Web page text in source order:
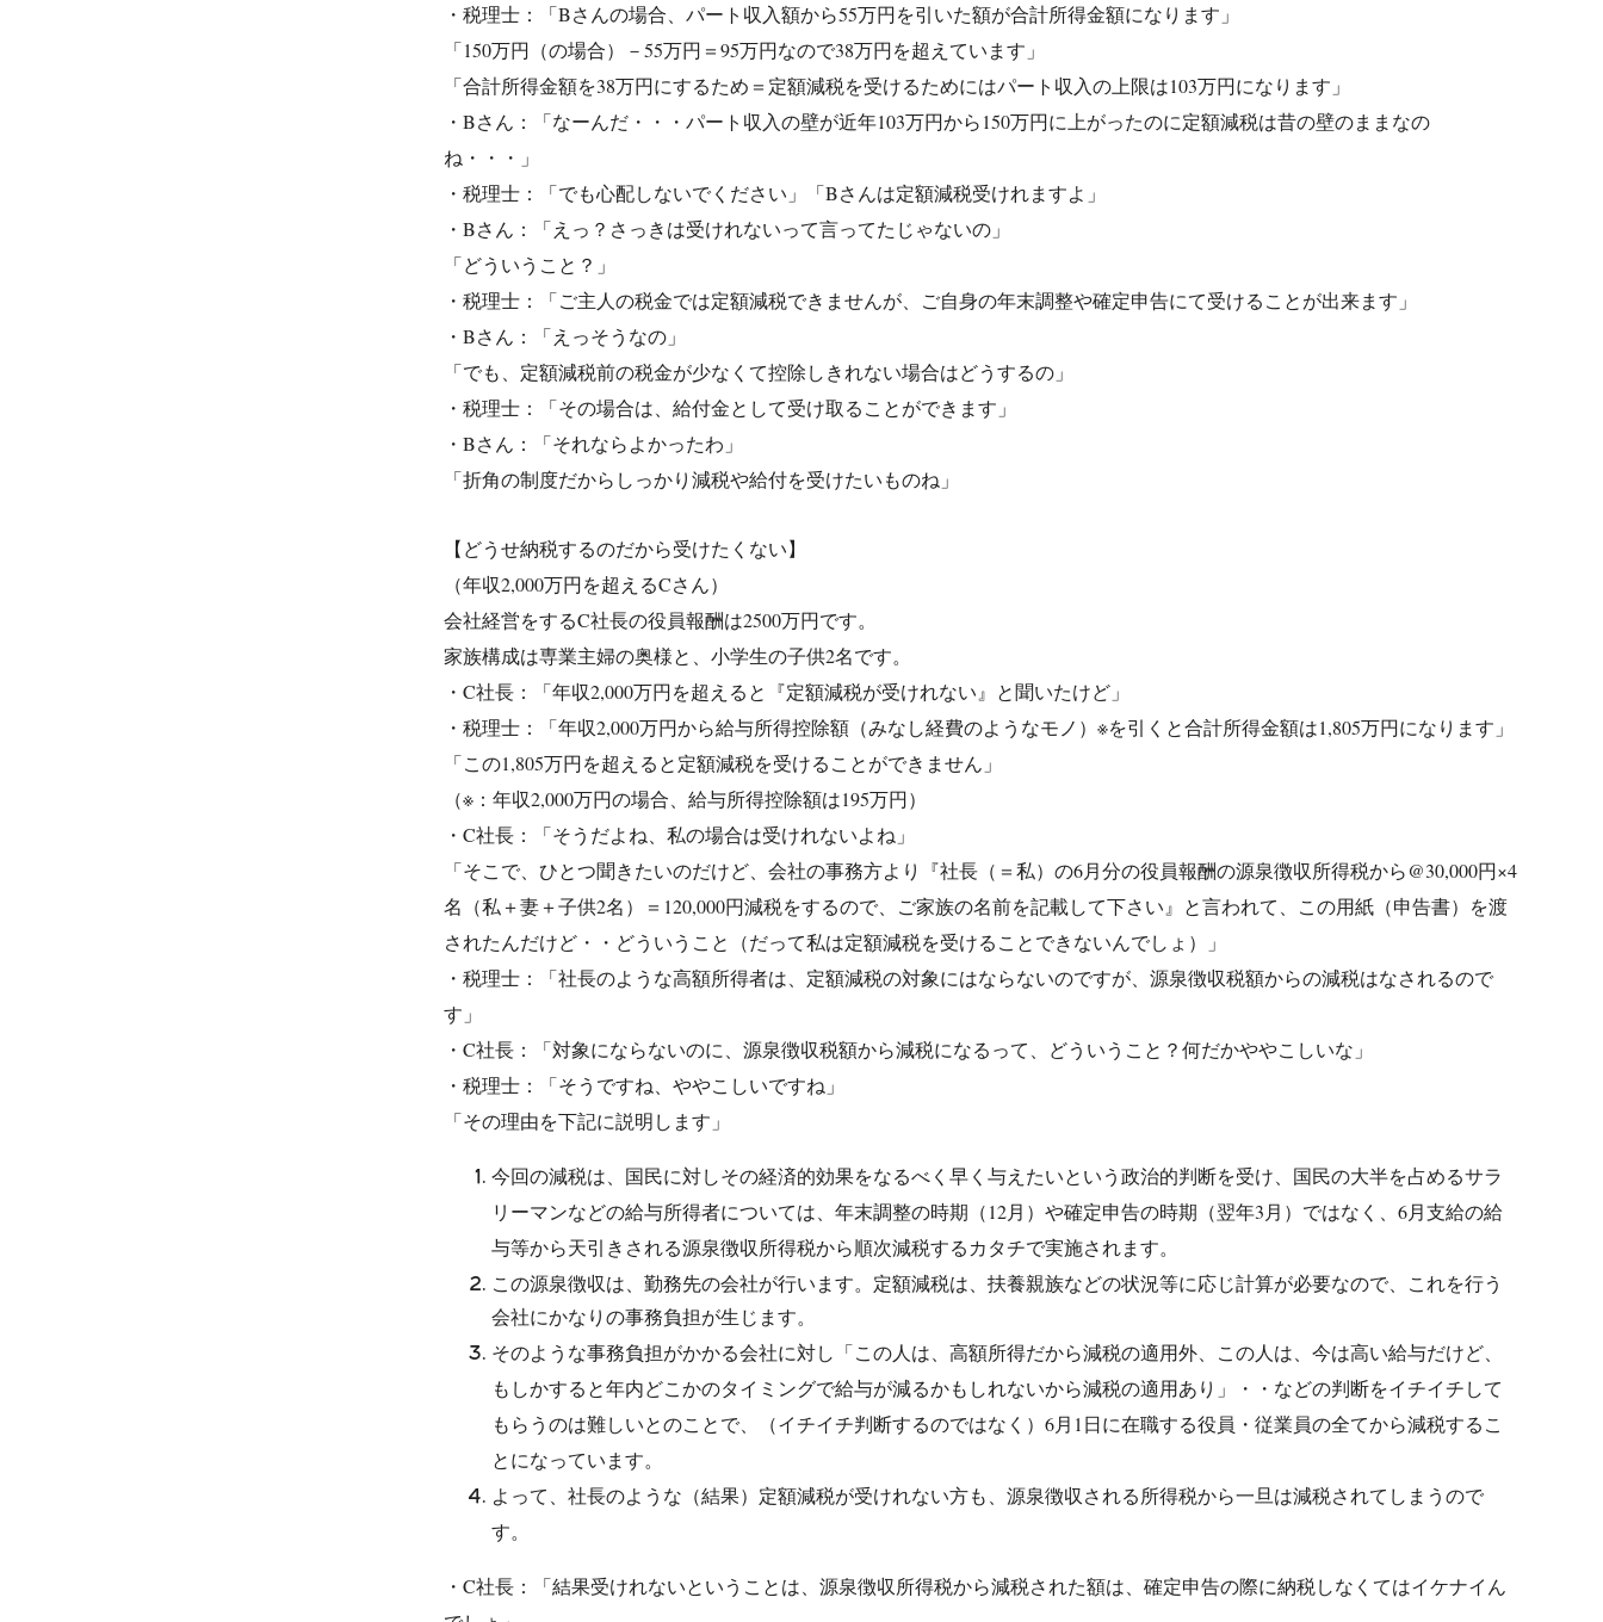
・税理士：「Bさんの場合、パート収入額から55万円を引いた額が合計所得金額になります」
「150万円（の場合）－55万円＝95万円なので38万円を超えています」
「合計所得金額を38万円にするため＝定額減税を受けるためにはパート収入の上限は103万円になります」
・Bさん：「なーんだ・・・パート収入の壁が近年103万円から150万円に上がったのに定額減税は昔の壁のままなの
ね・・・」
・税理士：「でも心配しないでください」「Bさんは定額減税受けれますよ」
・Bさん：「えっ？さっきは受けれないって言ってたじゃないの」
「どういうこと？」
・税理士：「ご主人の税金では定額減税できませんが、ご自身の年末調整や確定申告にて受けることが出来ます」
・Bさん：「えっそうなの」
「でも、定額減税前の税金が少なくて控除しきれない場合はどうするの」
・税理士：「その場合は、給付金として受け取ることができます」
・Bさん：「それならよかったわ」
「折角の制度だからしっかり減税や給付を受けたいものね」
【どうせ納税するのだから受けたくない】
（年収2,000万円を超えるCさん）
会社経営をするC社長の役員報酬は2500万円です。
家族構成は専業主婦の奥様と、小学生の子供2名です。
・C社長：「年収2,000万円を超えると『定額減税が受けれない』と聞いたけど」
・税理士：「年収2,000万円から給与所得控除額（みなし経費のようなモノ）※を引くと合計所得金額は1,805万円になります」
「この1,805万円を超えると定額減税を受けることができません」
（※：年収2,000万円の場合、給与所得控除額は195万円）
・C社長：「そうだよね、私の場合は受けれないよね」
「そこで、ひとつ聞きたいのだけど、会社の事務方より『社長（＝私）の6月分の役員報酬の源泉徴収所得税から@30,000円×4
名（私＋妻＋子供2名）＝120,000円減税をするので、ご家族の名前を記載して下さい』と言われて、この用紙（申告書）を渡
されたんだけど・・どういうこと（だって私は定額減税を受けることできないんでしょ）」
・税理士：「社長のような高額所得者は、定額減税の対象にはならないのですが、源泉徴収税額からの減税はなされるので
す」
・C社長：「対象にならないのに、源泉徴収税額から減税になるって、どういうこと？何だかややこしいな」
・税理士：「そうですね、ややこしいですね」
「その理由を下記に説明します」
今回の減税は、国民に対しその経済的効果をなるべく早く与えたいという政治的判断を受け、国民の大半を占めるサラ
リーマンなどの給与所得者については、年末調整の時期（12月）や確定申告の時期（翌年3月）ではなく、6月支給の給
与等から天引きされる源泉徴収所得税から順次減税するカタチで実施されます。
この源泉徴収は、勤務先の会社が行います。 定額減税は、扶養親族などの状況等に応じ計算が必要なので、これを行う
会社にかなりの事務負担が生じます。
そのような事務負担がかかる会社に対し「この人は、高額所得だから減税の適用外、この人は、今は高い給与だけど、
もしかすると年内どこかのタイミングで給与が減るかもしれないから減税の適用あり」・・などの判断をイチイチして
もらうのは難しいとのことで、（イチイチ判断するのではなく）6月1日に在職する役員・従業員の全てから減税するこ
とになっています。
よって、社長のような（結果）定額減税が受けれない方も、源泉徴収される所得税から一旦は減税されてしまうので
す。
・C社長：「結果受けれないということは、源泉徴収所得税から減税された額は、確定申告の際に納税しなくてはイケナイん